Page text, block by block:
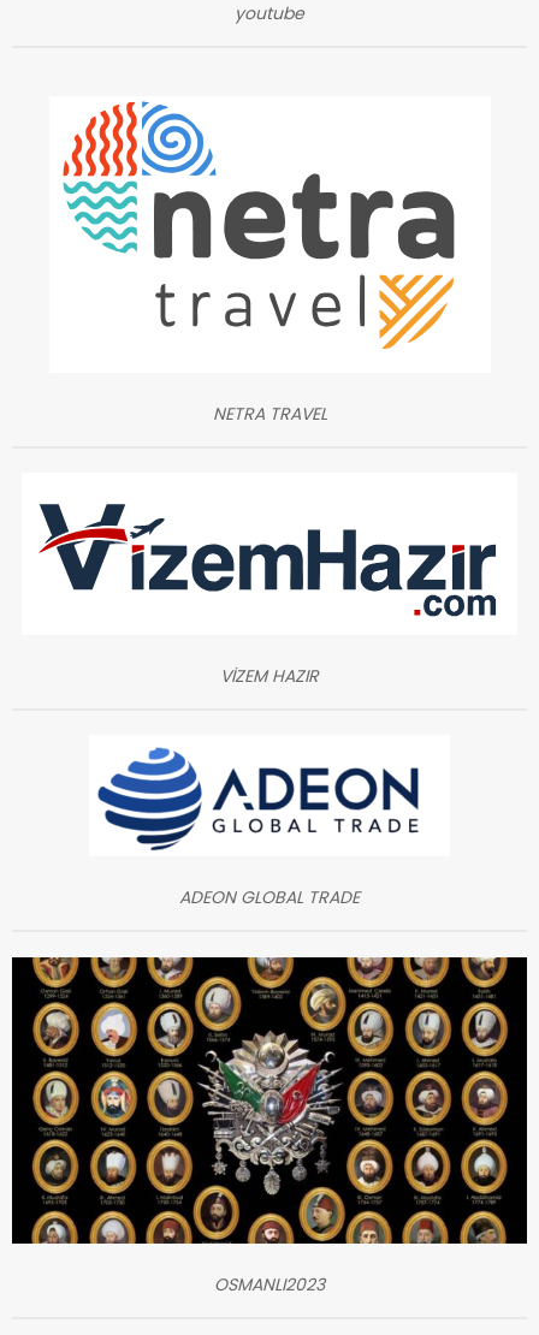
youtube
NETRA TRAVEL
VİZEM HAZIR
ADEON GLOBAL TRADE
OSMANLI2023